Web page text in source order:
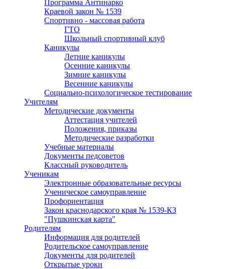
Программа Антинарко
Краевой закон № 1539
Спортивно - массовая работа
ГТО
Школьный спортивный клуб
Каникулы
Летние каникулы
Осенние каникулы
Зимние каникулы
Весенние каникулы
Социально-психологическое тестирование
Учителям
Методические документы
Аттестация учителей
Положения, приказы
Методические разработки
Учебные материалы
Документы педсоветов
Классный руководитель
Ученикам
Электронные образовательные ресурсы
Ученическое самоуправление
Профориентация
Закон краснодарского края № 1539-КЗ
"Пушкинская карта"
Родителям
Информация для родителей
Родительское самоуправление
Документы для родителей
Открытые уроки